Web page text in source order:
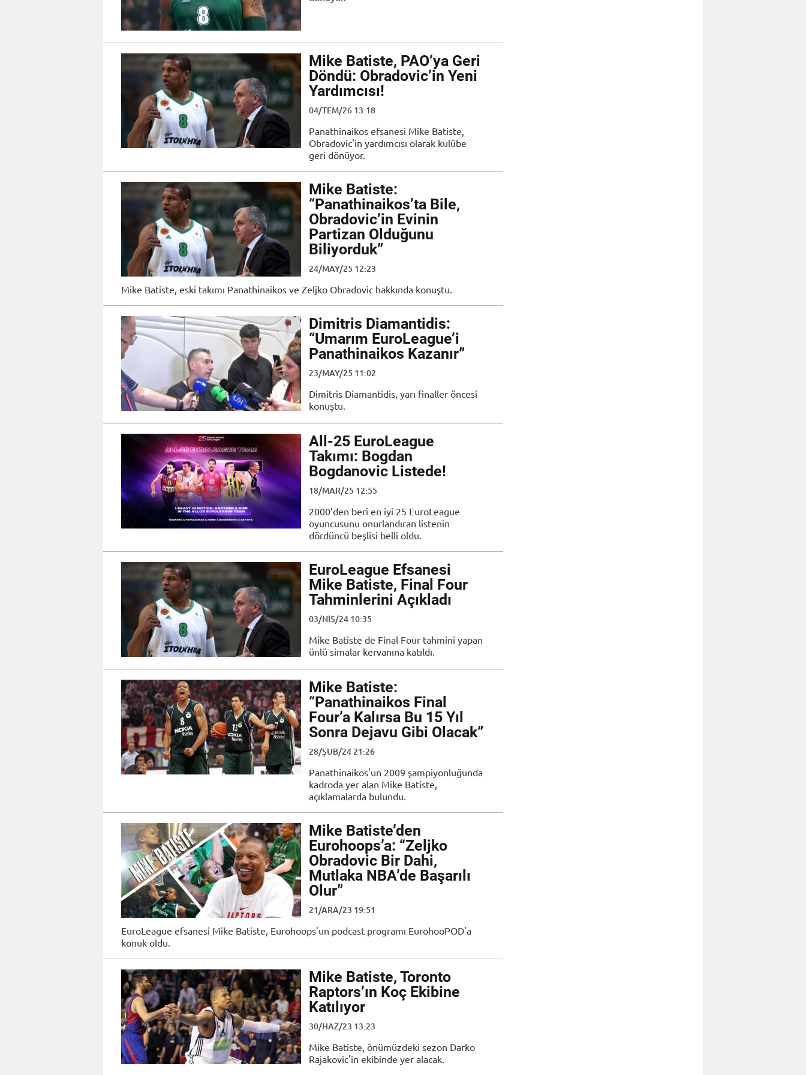
Mike Batiste, PAO’ya Geri
Döndü: Obradovic’in Yeni
Yardımcısı!
04/TEM/26 13:18
Panathinaikos efsanesi Mike Batiste,
Obradovic'in yardımcısı olarak kulübe
geri dönüyor.
Mike Batiste:
“Panathinaikos’ta Bile,
Obradovic’in Evinin
Partizan Olduğunu
Biliyorduk”
24/MAY/25 12:23
Mike Batiste, eski takımı Panathinaikos ve Zeljko Obradovic hakkında konuştu.
Dimitris Diamantidis:
“Umarım EuroLeague’i
Panathinaikos Kazanır”
23/MAY/25 11:02
Dimitris Diamantidis, yarı finaller öncesi
konuştu.
All-25 EuroLeague
Takımı: Bogdan
Bogdanovic Listede!
18/MAR/25 12:55
2000’den beri en iyi 25 EuroLeague
oyuncusunu onurlandıran listenin
dördüncü beşlisi belli oldu.
EuroLeague Efsanesi
Mike Batiste, Final Four
Tahminlerini Açıkladı
03/NIS/24 10:35
Mike Batiste de Final Four tahmini yapan
ünlü simalar kervanına katıldı.
Mike Batiste:
“Panathinaikos Final
Four’a Kalırsa Bu 15 Yıl
Sonra Dejavu Gibi Olacak”
28/ŞUB/24 21:26
Panathinaikos'un 2009 şampiyonluğunda
kadroda yer alan Mike Batiste,
açıklamalarda bulundu.
Mike Batiste’den
Eurohoops’a: “Zeljko
Obradovic Bir Dahi,
Mutlaka NBA’de Başarılı
Olur”
21/ARA/23 19:51
EuroLeague efsanesi Mike Batiste, Eurohoops'un podcast programı EurohooPOD'a
konuk oldu.
Mike Batiste, Toronto
Raptors’ın Koç Ekibine
Katılıyor
30/HAZ/23 13:23
Mike Batiste, önümüzdeki sezon Darko
Rajakovic'in ekibinde yer alacak.